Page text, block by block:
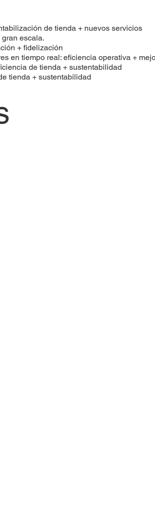
de tienda + nuevos servicios
escala.
+ fidelización
en tiempo real: eficiencia operativa +
de tienda + sustentabilidad
tienda + sustentabilidad